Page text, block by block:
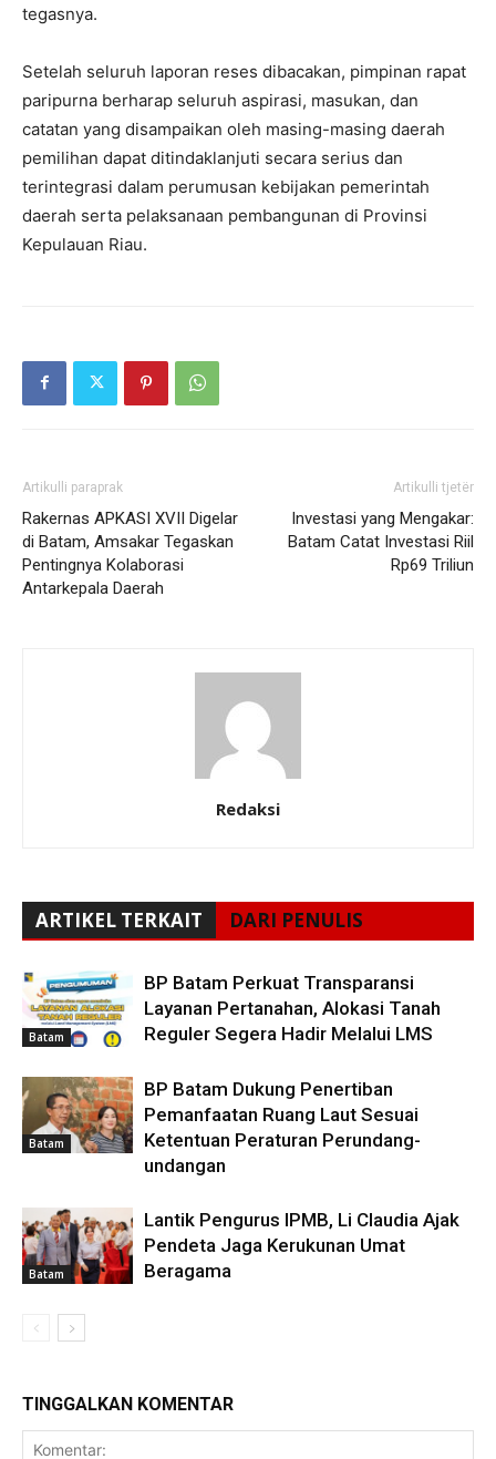
tegasnya.
Setelah seluruh laporan reses dibacakan, pimpinan rapat
paripurna berharap seluruh aspirasi, masukan, dan
catatan yang disampaikan oleh masing-masing daerah
pemilihan dapat ditindaklanjuti secara serius dan
terintegrasi dalam perumusan kebijakan pemerintah
daerah serta pelaksanaan pembangunan di Provinsi
Kepulauan Riau.
Artikulli paraprak
Rakernas APKASI XVII Digelar
di Batam, Amsakar Tegaskan
Pentingnya Kolaborasi
Antarkepala Daerah
Artikulli tjetër
Investasi yang Mengakar:
Batam Catat Investasi Riil
Rp69 Triliun
Redaksi
ARTIKEL TERKAIT DARI PENULIS
Batam
BP Batam Perkuat Transparansi
Layanan Pertanahan, Alokasi Tanah
Reguler Segera Hadir Melalui LMS
Batam
BP Batam Dukung Penertiban
Pemanfaatan Ruang Laut Sesuai
Ketentuan Peraturan Perundang-
undangan
Batam
Lantik Pengurus IPMB, Li Claudia Ajak
Pendeta Jaga Kerukunan Umat
Beragama
TINGGALKAN KOMENTAR